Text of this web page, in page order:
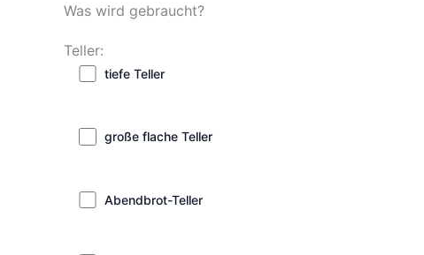
Was wird gebraucht?
Teller:
tiefe Teller
große flache Teller
Abendbrot-Teller